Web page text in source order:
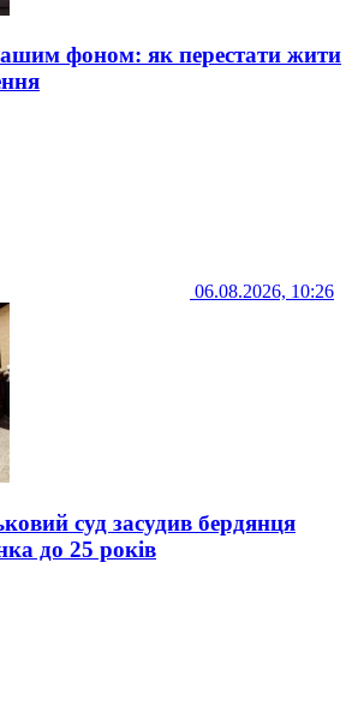
фоном: як перестати жити
06.08.2026, 10:26
суд засудив бердянця
до 25 років